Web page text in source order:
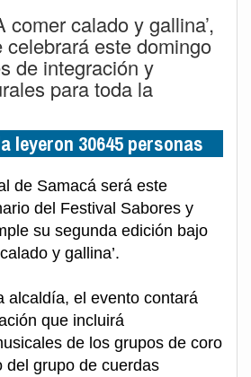
comer calado y gallina’,
celebrará este domingo
de integración y
para toda la
leyeron 30645 personas
de Samacá será este
del Festival Sabores y
su segunda edición bajo
y gallina’.
alcaldía, el evento contará
que incluirá
de los grupos de coro
del grupo de cuerdas